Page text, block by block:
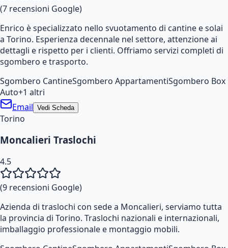
(7 recensioni Google)
Enrico è specializzato nello svuotamento di cantine e solai
a Torino. Esperienza decennale nel settore, attenzione ai
dettagli e rispetto per i clienti. Offriamo servizi completi di
sgombero e trasporto.
Sgombero CantineSgombero AppartamentiSgombero Box
Auto+1 altri
Email Vedi Scheda
Torino
Moncalieri Traslochi
4.5
(9 recensioni Google)
Azienda di traslochi con sede a Moncalieri, serviamo tutta
la provincia di Torino. Traslochi nazionali e internazionali,
imballaggio professionale e montaggio mobili.